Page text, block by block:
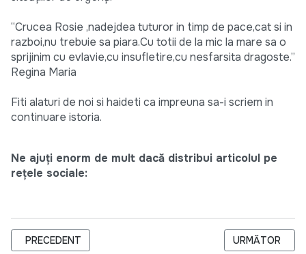
“Crucea Rosie ,nadejdea tuturor in timp de pace,cat si in
razboi,nu trebuie sa piara.Cu totii de la mic la mare sa o
sprijinim cu evlavie,cu insufletire,cu nesfarsita dragoste.”
Regina Maria
Fiti alaturi de noi si haideti ca impreuna sa-i scriem in
continuare istoria.
Ne ajuți enorm de mult dacă distribui articolul pe
rețele sociale:
ARTICOL PRECEDENT: N4, NIT, MOLDOVA 1 SI EU TV AU
PRECEDENT ARTICOLUL
URMĂTOR